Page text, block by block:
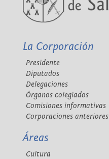
La Corporación
Presidente
Diputados
Delegaciones
Órganos colegiados
Comisiones informativas
Corporaciones anteriores
Áreas
Cultura